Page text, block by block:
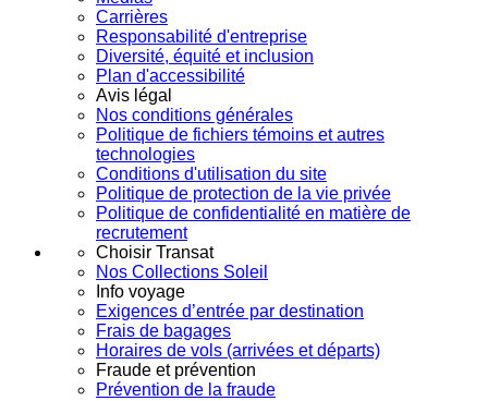
Carrières
Responsabilité d'entreprise
Diversité, équité et inclusion
Plan d'accessibilité
Avis légal
Nos conditions générales
Politique de fichiers témoins et autres
technologies
Conditions d'utilisation du site
Politique de protection de la vie privée
Politique de confidentialité en matière de
recrutement
Choisir Transat
Nos Collections Soleil
Info voyage
Exigences d’entrée par destination
Frais de bagages
Horaires de vols (arrivées et départs)
Fraude et prévention
Prévention de la fraude